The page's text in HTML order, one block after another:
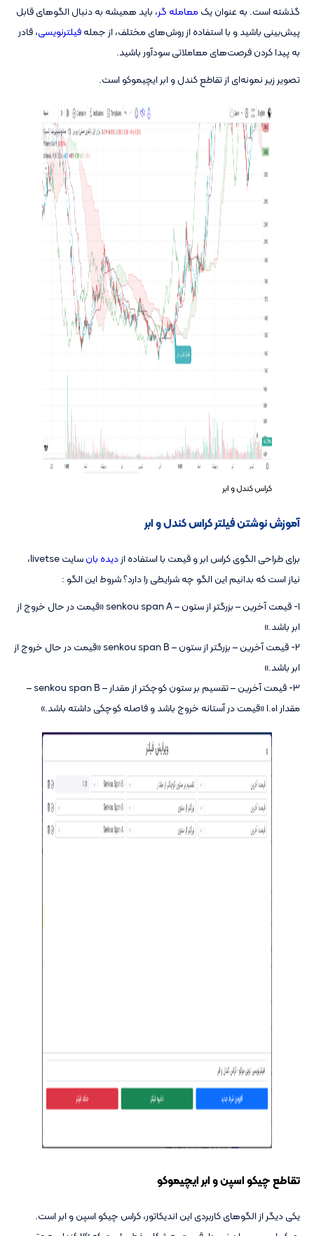
گذشته است. به عنوان یکمعامله گر، باید همیشه به دنبال الگوهای قابل
پیش‌بینی باشید و با استفاده از روش‌های مختلف، از جملهفیلترنویسی، قادر
به پیدا کردن فرصت‌های معاملاتی سودآور باشید.
تصویر زیر نمونه‌ای از تقاطع کندل و ابر ایچیموکو است.
کراس کندل و ابر
آموزش نوشتن فیلتر کراس کندل و ابر
برای طراحی الگوی کراس ابر و قیمت با استفاده ازدیده بان
سایت livetse،
نیاز است که بدانیم این الگو چه شرایطی را دارد؟ شروط این الگو :
1- قیمت آخرین – بزرگتر از ستون – senkou span A «قیمت در حال خروج از
ابر باشد.»
2- قیمت آخرین – بزرگتر از ستون – senkou span B «قیمت در حال خروج از
ابر باشد.»
3- قیمت آخرین – تقسیم بر ستون کوچکتر از مقدار – senkou span B –
مقدار 1.01 «قیمت در آستانه خروج باشد و فاصله کوچکی داشته باشد.»
تقاطع چیکو اسپن و ابر ایچیموکو
یکی دیگر از الگوهای کاربردی این اندیکاتور، کراس چیکو اسپن و ابر است.